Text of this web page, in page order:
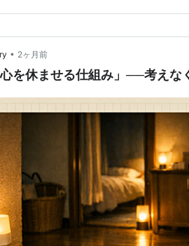
。予定を詰め込みすぎず、休む余白を作…
• 2ヶ月前
を休ませる仕組み」──考えな